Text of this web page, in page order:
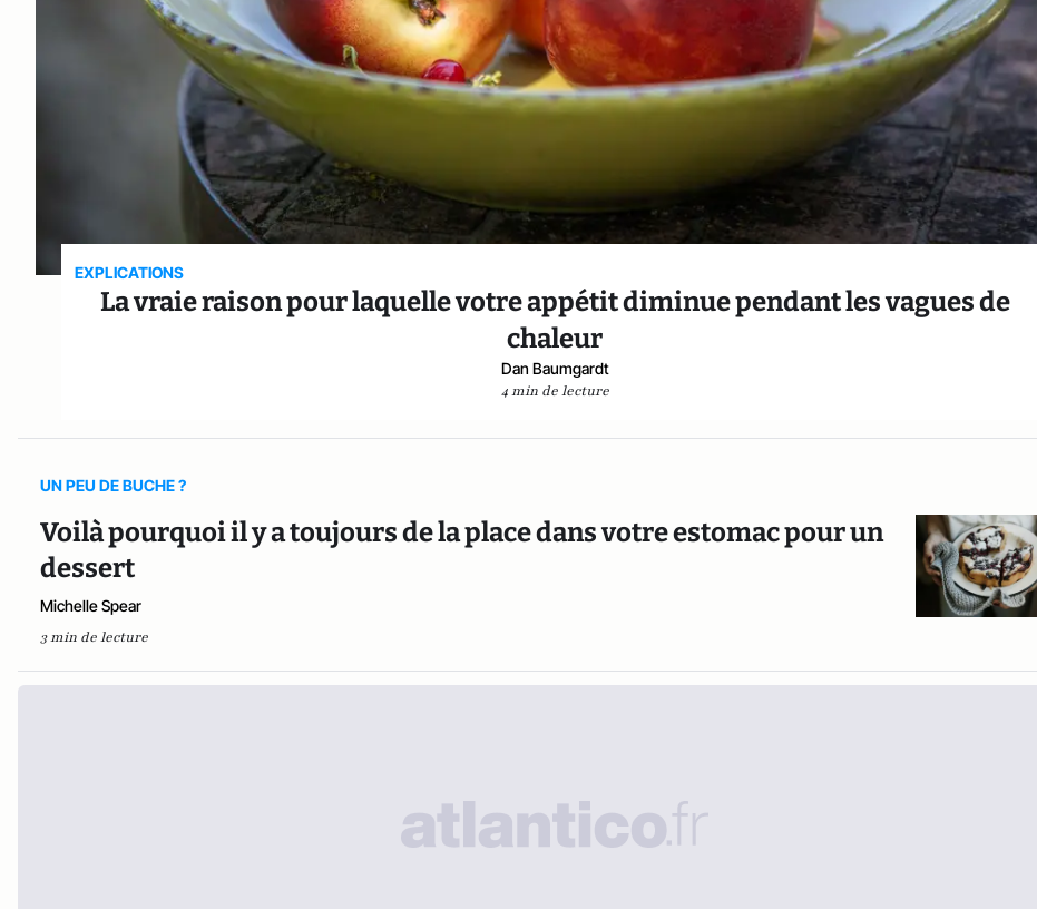
EXPLICATIONS
La vraie raison pour laquelle votre appétit diminue pendant les vagues de
chaleur
Dan Baumgardt
4 min de lecture
UN PEU DE BUCHE ?
Voilà pourquoi il y a toujours de la place dans votre estomac pour un
dessert
Michelle Spear
3 min de lecture